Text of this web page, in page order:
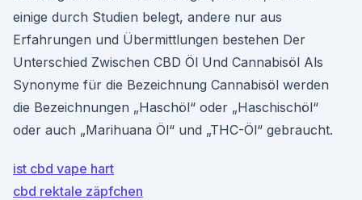
einige durch Studien belegt, andere nur aus
Erfahrungen und Übermittlungen bestehen Der
Unterschied Zwischen CBD Öl Und Cannabisöl Als
Synonyme für die Bezeichnung Cannabisöl werden
die Bezeichnungen „Haschöl“ oder „Haschischöl“
oder auch „Marihuana Öl“ und „THC-Öl“ gebraucht.
ist cbd vape hart
cbd rektale zäpfchen